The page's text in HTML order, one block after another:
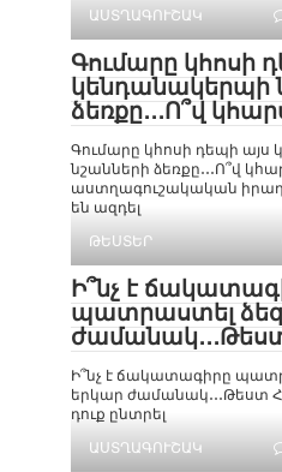
ԱՍՏՂԱԳՈՒՇԱԿ
Գումարը կհոսի
կենդանակերպի
ձեռքը․․․Ո՞վ
Գումարը կհոսի դեպի այս
նշանների ձեռքը․․․Ո՞վ
աստղագուշակական
են ազդել
ԹԵՍՏԵՐ
Ի՞նչ է
պատրաստել
Ի՞նչ է ճակատագիրը
երկար ժամանակ․․․Թեստ
դուք ընտրել
ԱՍՏՂԱԳՈՒՇԱԿ